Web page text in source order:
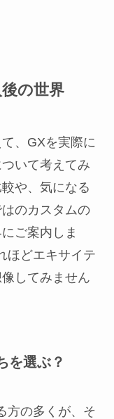
の世界
、GXを実際に
いて考えてみ
や、気になる
のカスタムの
ご案内しま
ほどエキサイテ
してみません
を選ぶ？
方の多くが、そ